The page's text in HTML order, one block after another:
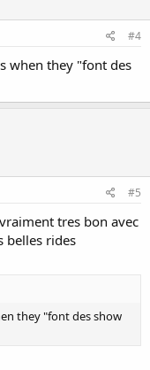
#4
when they "font des
#5
tres bon avec
belles rides
they "font des show